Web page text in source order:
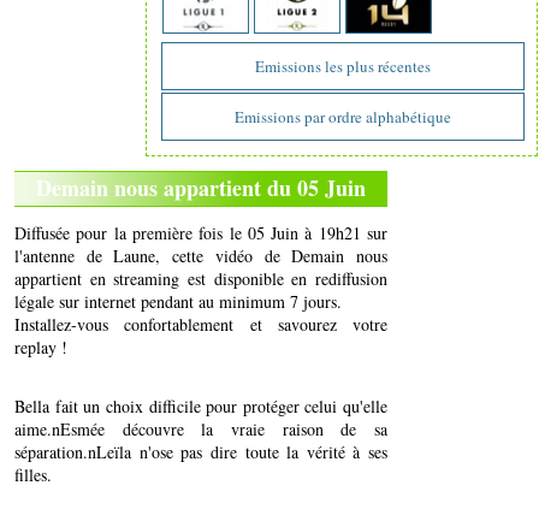
Emissions les plus récentes
Emissions par ordre alphabétique
Demain nous appartient du 05 Juin
Diffusée pour la première fois le 05 Juin à 19h21 sur
l'antenne de Laune, cette vidéo de Demain nous
appartient en streaming est disponible en rediffusion
légale sur internet pendant au minimum 7 jours.
Installez-vous confortablement et savourez votre
replay !
Bella fait un choix difficile pour protéger celui qu'elle
aime.nEsmée découvre la vraie raison de sa
séparation.nLeïla n'ose pas dire toute la vérité à ses
filles.